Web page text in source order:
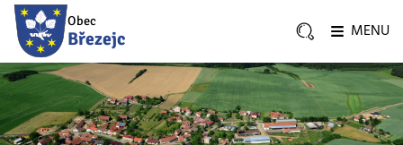
Obec
Březejc MENU